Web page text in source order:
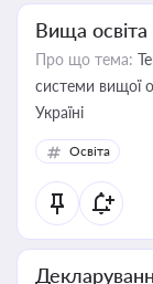
Вища освіта
Про що тема:
системи вищої
Україні
Освіта